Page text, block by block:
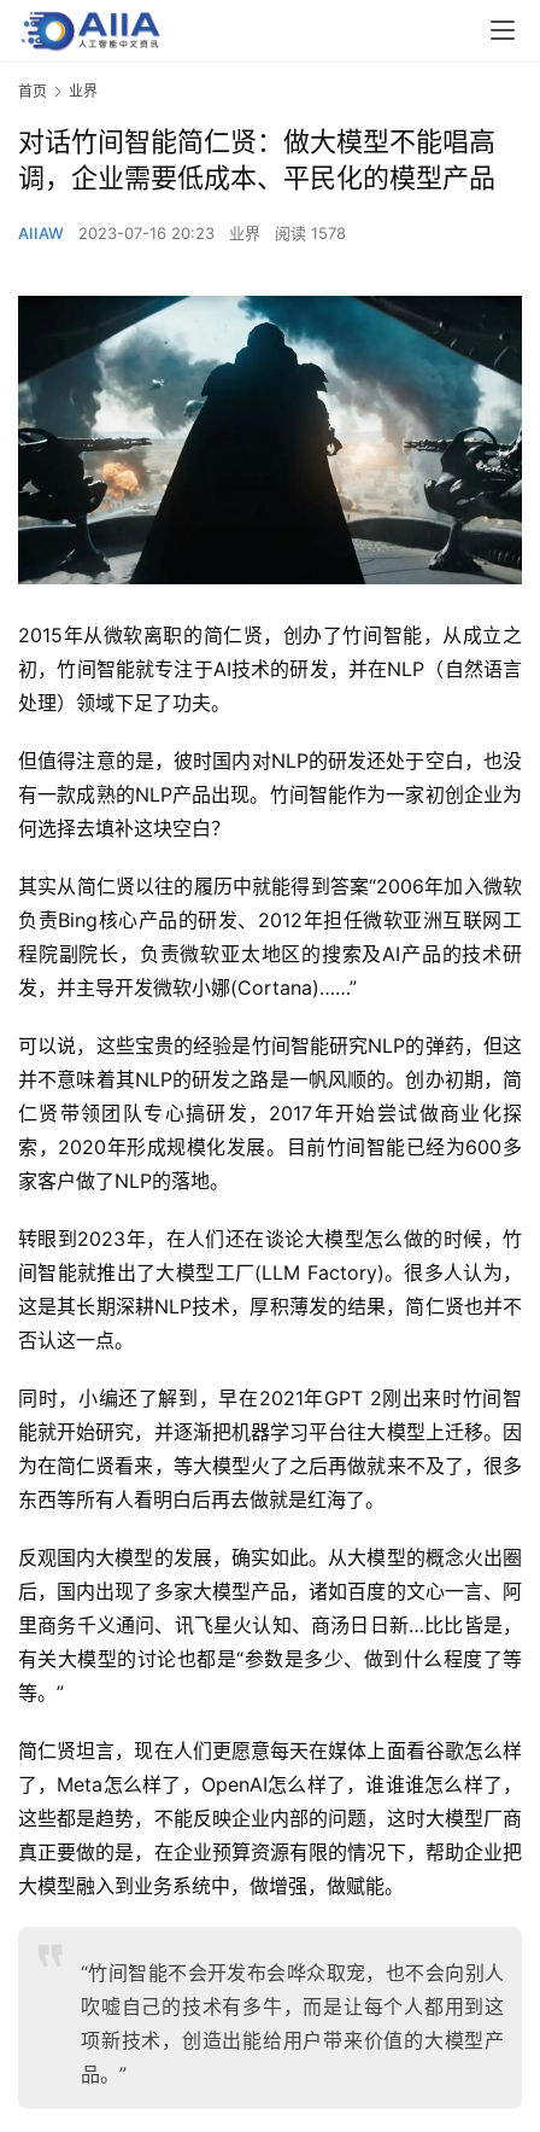
首页 业界
对话竹间智能简仁贤：做大模型不能唱高
调，企业需要低成本、平民化的模型产品
AIIAW 2023-07-16 20:23 业界 阅读 1578
2015年从微软离职的简仁贤，创办了竹间智能，从成立之
初，竹间智能就专注于AI技术的研发，并在NLP（自然语言
处理）领域下足了功夫。
但值得注意的是，彼时国内对NLP的研发还处于空白，也没
有一款成熟的NLP产品出现。竹间智能作为一家初创企业为
何选择去填补这块空白？
其实从简仁贤以往的履历中就能得到答案“2006年加入微软
负责Bing核心产品的研发、2012年担任微软亚洲互联网工
程院副院长，负责微软亚太地区的搜索及AI产品的技术研
发，并主导开发微软小娜(Cortana)……”
可以说，这些宝贵的经验是竹间智能研究NLP的弹药，但这
并不意味着其NLP的研发之路是一帆风顺的。创办初期，简
仁贤带领团队专心搞研发，2017年开始尝试做商业化探
索，2020年形成规模化发展。目前竹间智能已经为600多
家客户做了NLP的落地。
转眼到2023年，在人们还在谈论大模型怎么做的时候，竹
间智能就推出了大模型工厂(LLM Factory)。很多人认为，
这是其长期深耕NLP技术，厚积薄发的结果，简仁贤也并不
否认这一点。
同时，小编还了解到，早在2021年GPT 2刚出来时竹间智
能就开始研究，并逐渐把机器学习平台往大模型上迁移。因
为在简仁贤看来，等大模型火了之后再做就来不及了，很多
东西等所有人看明白后再去做就是红海了。
反观国内大模型的发展，确实如此。从大模型的概念火出圈
后，国内出现了多家大模型产品，诸如百度的文心一言、阿
里商务千义通问、讯飞星火认知、商汤日日新…比比皆是，
有关大模型的讨论也都是“参数是多少、做到什么程度了等
等。”
简仁贤坦言，现在人们更愿意每天在媒体上面看谷歌怎么样
了，Meta怎么样了，OpenAI怎么样了，谁谁谁怎么样了，
这些都是趋势，不能反映企业内部的问题，这时大模型厂商
真正要做的是，在企业预算资源有限的情况下，帮助企业把
大模型融入到业务系统中，做增强，做赋能。
“竹间智能不会开发布会哗众取宠，也不会向别人
吹嘘自己的技术有多牛，而是让每个人都用到这
项新技术，创造出能给用户带来价值的大模型产
品。”